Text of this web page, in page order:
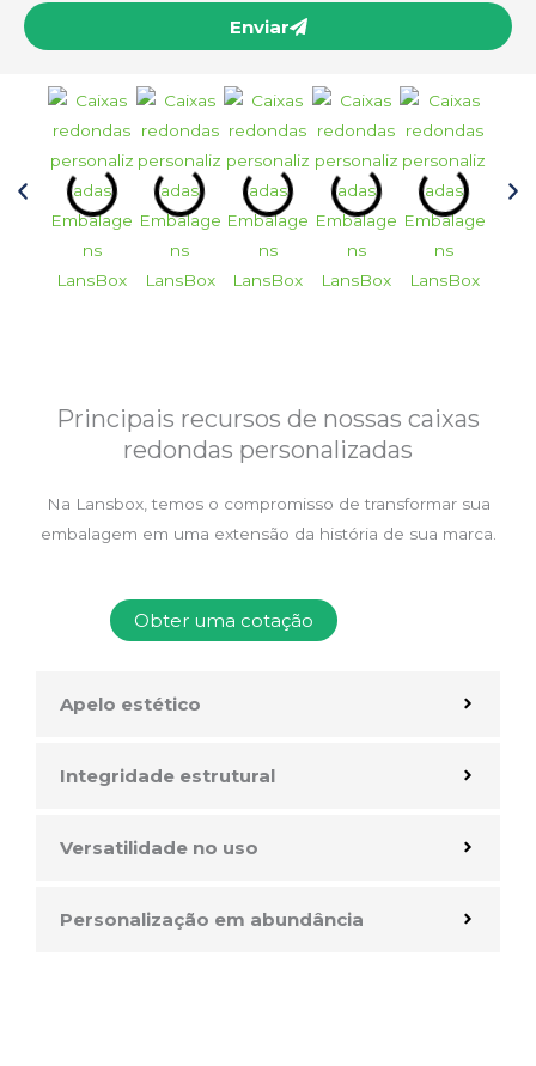
Enviar
Principais recursos de nossas caixas
redondas personalizadas
Na Lansbox, temos o compromisso de transformar sua
embalagem em uma extensão da história de sua marca.
Obter uma cotação
Apelo estético
Integridade estrutural
Versatilidade no uso
Personalização em abundância